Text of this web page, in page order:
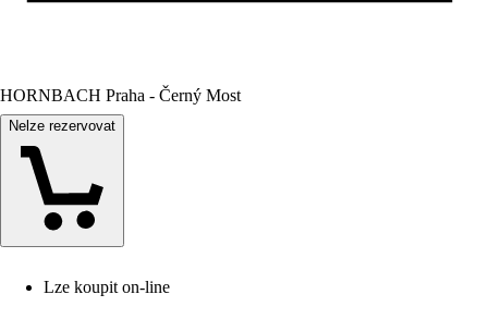
HORNBACH Praha - Černý Most
Nelze rezervovat
Lze koupit on-line